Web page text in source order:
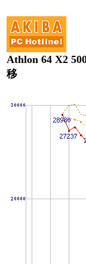
Athlon 64 X2
移